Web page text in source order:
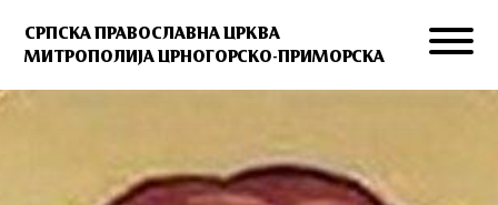
СРПСКА ПРАВОСЛАВНА ЦРКВА
МИТРОПОЛИЈА ЦРНОГОРСКО-ПРИМОРСКА